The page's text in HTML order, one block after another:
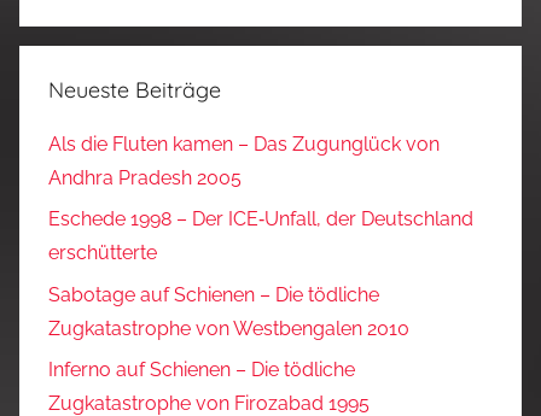
Neueste Beiträge
Als die Fluten kamen – Das Zugunglück von
Andhra Pradesh 2005
Eschede 1998 – Der ICE‑Unfall, der Deutschland
erschütterte
Sabotage auf Schienen – Die tödliche
Zugkatastrophe von Westbengalen 2010
Inferno auf Schienen – Die tödliche
Zugkatastrophe von Firozabad 1995